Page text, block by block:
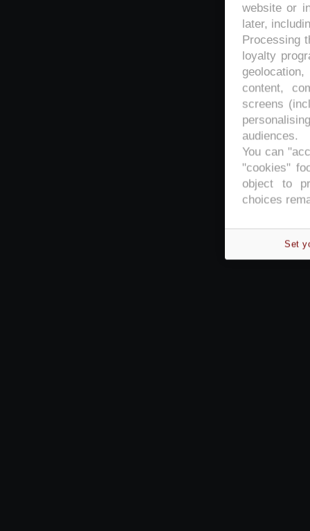
website or
later,
Processing
loyalty
content,
screens
audiences.
You can
"cookies"
object to
choices
Set